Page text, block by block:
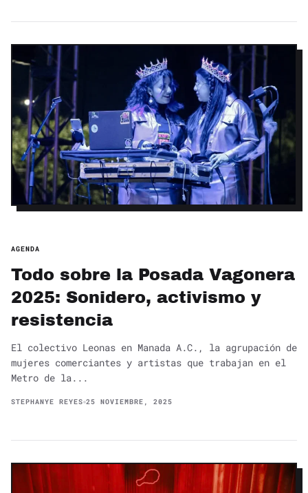
AGENDA
Todo sobre la Posada Vagonera
2025: Sonidero, activismo y
resistencia
El colectivo Leonas en Manada A.C., la agrupación de
mujeres comerciantes y artistas que trabajan en el
Metro de la...
STEPHANYE REYES 25 NOVIEMBRE, 2025